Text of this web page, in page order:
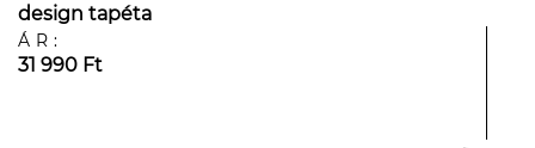
design tapéta
ÁR:
31 990 Ft